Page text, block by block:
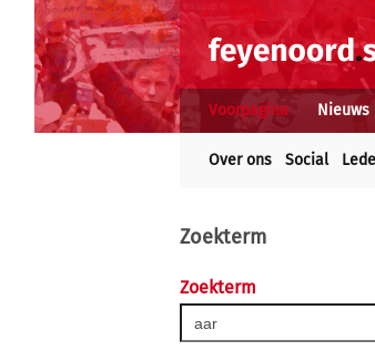
Voorpagina Nieuws
Over ons Social
Zoekterm
Zoekterm